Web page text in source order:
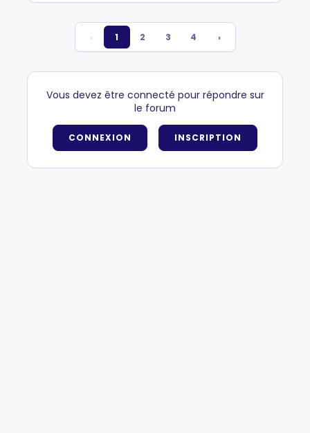
‹ 1 2 3 4 ›
Vous devez être connecté pour répondre sur
le forum
CONNEXION INSCRIPTION